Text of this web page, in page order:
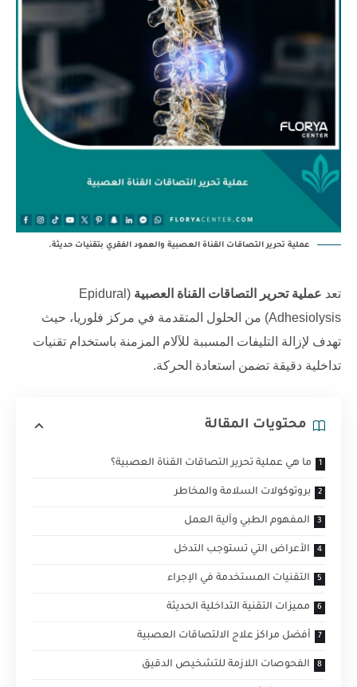
عملية تحرير التصاقات القناة العصبية والعمود الفقري بتقنيات حديثة.
تعد عملية تحرير التصاقات القناة العصبية
(Epidural
Adhesiolysis) من الحلول المتقدمة في
مركز فلوريا، حيث
تهدف لإزالة التليفات المسببة للآلام المزمنة باستخدام تقنيات
تداخلية دقيقة تضمن استعادة الحركة.
محتويات المقالة
ما هي عملية تحرير التصاقات القناة العصبية؟
بروتوكولات السلامة والمخاطر
المفهوم الطبي وآلية العمل
الأعراض التي تستوجب التدخل
التقنيات المستخدمة في الإجراء
مميزات التقنية التداخلية الحديثة
أفضل مراكز علاج الالتصاقات العصبية
الفحوصات اللازمة للتشخيص الدقيق